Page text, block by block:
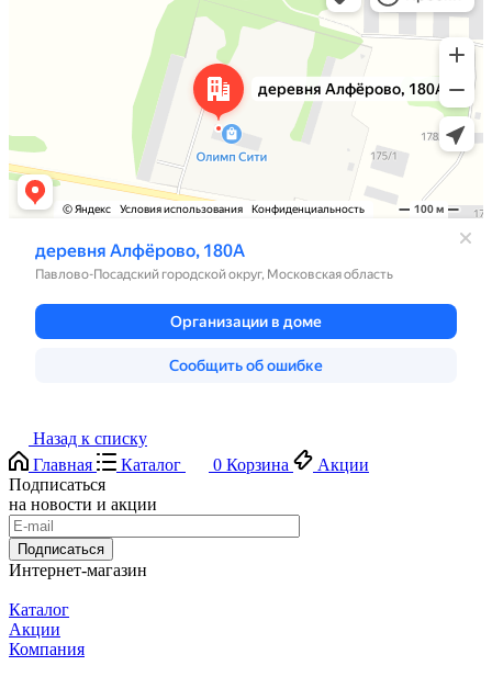
Назад к списку
Главная
Каталог 0 Корзина
Акции
Подписаться
на новости и акции
Подписаться
Интернет-магазин
Каталог
Акции
Компания